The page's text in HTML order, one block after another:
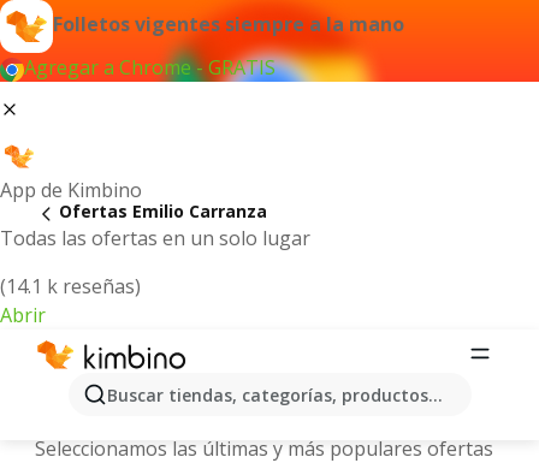
Folletos vigentes siempre a la mano
Agregar a Chrome - GRATIS
App de Kimbino
Todas las ofertas en un solo lugar
(14.1 k reseñas)
Abrir
Buscar tiendas, categorías, productos...
Ofertas Emilio Carranza
Emilio Carranza - Folletos y ofertas
Seleccionamos las últimas y más populares ofertas